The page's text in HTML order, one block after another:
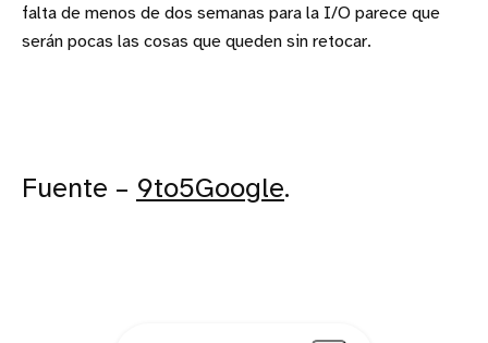
falta de menos de dos semanas para la I/O parece que
serán pocas las cosas que queden sin retocar.
Fuente – 9to5Google.